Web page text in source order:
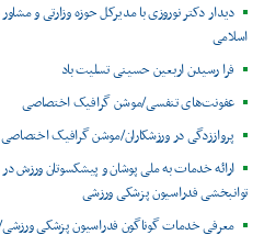
دیدار دکتر نوروزی با مدیرکل حوزه وزارتی و
اسلامی
فرا رسیدن اربعین حسینی تسلیت باد
عفونت‌های تنفسی/موشن گرافیک اختصاصی
پرواززدگی در ورزشکاران/موشن گرافیک اختصاصی
ارائه خدمات به ملی پوشان و پیشکسوتان ورزش در
توانبخشی فدراسیون پزشکی ورزشی
معرفی خدمات گوناگون فدراسیون پزشکی